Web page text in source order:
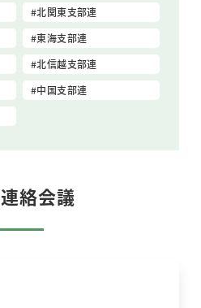
北関東支部連
東海支部連
北信越支部連
中国支部連
絡会議